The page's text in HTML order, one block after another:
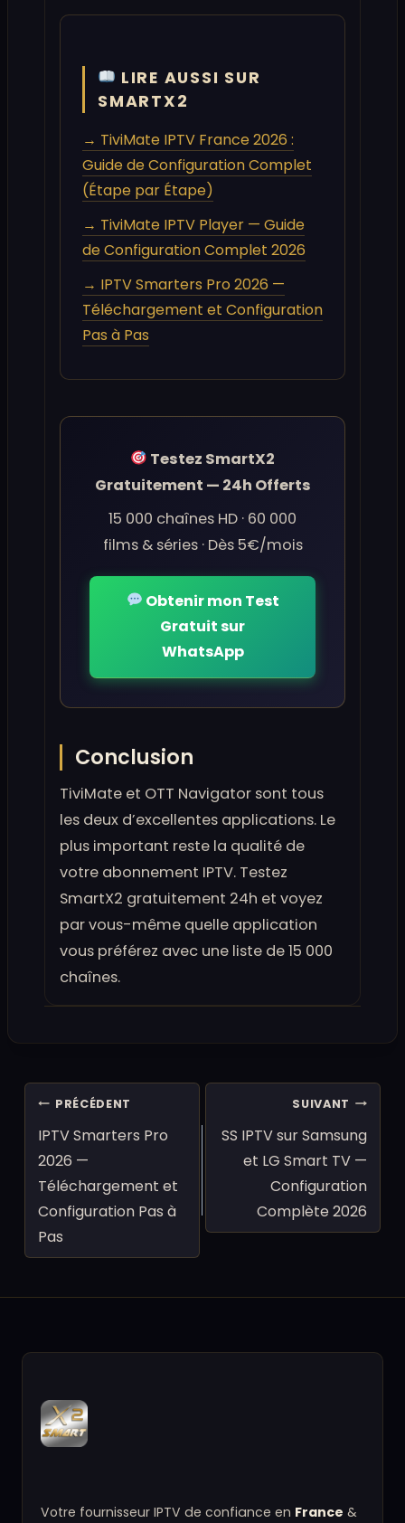
LIRE AUSSI SUR
SMARTX2
→ TiviMate IPTV France 2026 :
Guide de Configuration Complet
(Étape par Étape)
→ TiviMate IPTV Player — Guide
de Configuration Complet 2026
→ IPTV Smarters Pro 2026 —
Téléchargement et Configuration
Pas à Pas
Testez SmartX2
Gratuitement — 24h Offerts
15 000 chaînes HD · 60 000
films & séries · Dès 5€/mois
Obtenir mon Test
Gratuit sur
WhatsApp
Conclusion
TiviMate et OTT Navigator sont tous
les deux d’excellentes applications. Le
plus important reste la qualité de
votre abonnement IPTV. Testez
SmartX2 gratuitement 24h et voyez
par vous-même quelle application
vous préférez avec une liste de 15 000
chaînes.
Navigation
l’article
PRÉCÉDENT
IPTV Smarters Pro
2026 —
Téléchargement et
Configuration Pas à
Pas
SUIVANT
SS IPTV sur Samsung
et LG Smart TV —
Configuration
Complète 2026
Votre fournisseur IPTV de confiance en France &